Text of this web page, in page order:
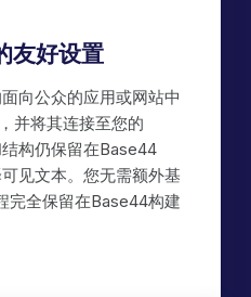
友好设置
向公众的应用或网站中
并将其连接至您的
构仍保留在Base44
见文本。您无需额外基
完全保留在Base44构建